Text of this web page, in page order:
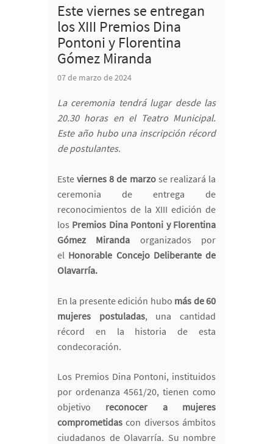
Este viernes se entregan
los XIII Premios Dina
Pontoni y Florentina
Gómez Miranda
07 de marzo de 2024
La ceremonia tendrá lugar desde las
20.30 horas en el Teatro Municipal.
Este año hubo una inscripción récord
de postulantes.
Este viernes 8 de marzose realizará la
ceremonia de entrega de
reconocimientos de la XIII edición de
los Premios Dina Pontoni y Florentina
Gómez Miranda organizados por
el Honorable Concejo Deliberante de
Olavarría.
En la presente edición hubo más de 60
mujeres postuladas, una cantidad
récord en la historia de esta
condecoración.
Los Premios Dina Pontoni, instituidos
por ordenanza 4561/20, tienen como
objetivo reconocer a mujeres
comprometidascon diversos ámbitos
ciudadanos de Olavarría. Su nombre